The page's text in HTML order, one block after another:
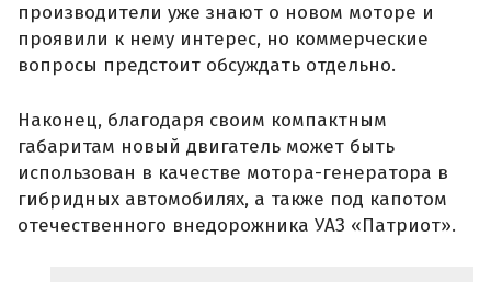
производители уже знают о новом моторе и
проявили к нему интерес, но коммерческие
вопросы предстоит обсуждать отдельно.
Наконец, благодаря своим компактным
габаритам новый двигатель может быть
использован в качестве мотора-генератора в
гибридных автомобилях, а также под капотом
отечественного внедорожника УАЗ «Патриот».